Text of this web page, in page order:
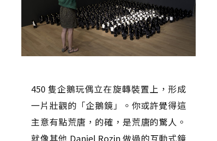
450 隻企鵝玩偶立在旋轉裝置上，形成
一片壯觀的「企鵝鏡」。你或許覺得這
主意有點荒唐，的確，是荒唐的驚人。
就像其他 Daniel Rozin 做過的互動式鏡